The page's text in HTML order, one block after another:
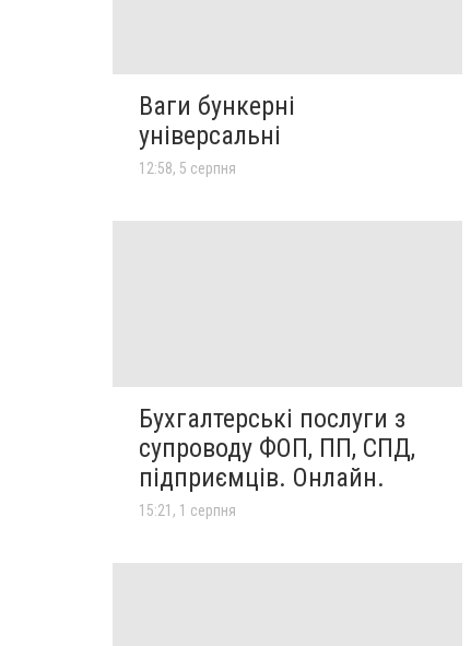
Ваги бункерні
універсальні
12:58, 5 серпня
Бухгалтерські послуги з
супроводу ФОП, ПП, СПД,
підприємців. Онлайн.
15:21, 1 серпня